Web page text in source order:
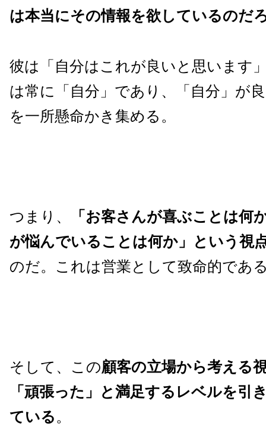
は本当にその情報を欲しているのだ
彼は「自分はこれが良いと思います
は常に「自分」であり、「自分」が
を一所懸命かき集める。
つまり、
「お客さんが喜ぶことは何
が悩んでいることは何か」という視
のだ。これは営業として致命的であ
そして、この顧客の立場から考える
「頑張った」と満足するレベルを引
ている。